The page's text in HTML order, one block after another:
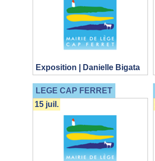
Exposition | Danielle Bigata
LEGE CAP FERRET
15 juil.